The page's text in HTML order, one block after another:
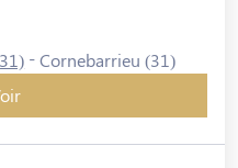
-Cornebarrieu (31)